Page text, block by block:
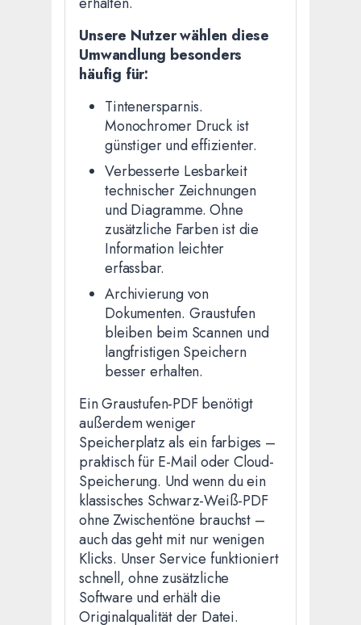
Unsere Nutzer wählen diese
Umwandlung besonders
häufig für:
Tintenersparnis.
Monochromer Druck ist
günstiger und effizienter.
Verbesserte Lesbarkeit
technischer Zeichnungen
und Diagramme. Ohne
zusätzliche Farben ist die
Information leichter
erfassbar.
Archivierung von
Dokumenten. Graustufen
bleiben beim Scannen und
langfristigen Speichern
besser erhalten.
Ein Graustufen-PDF benötigt
außerdem weniger
Speicherplatz als ein farbiges –
praktisch für E-Mail oder Cloud-
Speicherung. Und wenn du ein
klassisches Schwarz-Weiß-PDF
ohne Zwischentöne brauchst –
auch das geht mit nur wenigen
Klicks. Unser Service funktioniert
schnell, ohne zusätzliche
Software und erhält die
Originalqualität der Datei.